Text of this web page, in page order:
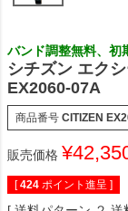
バンド調整無料、初
シチズン エク
EX2060-07A
商品番号 CITIZEN
販売価格 ¥
[ 424 ポイント進呈 ]